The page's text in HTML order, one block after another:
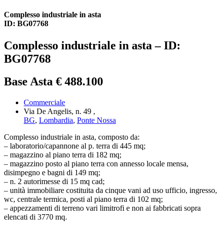
Complesso industriale in asta
ID: BG07768
Complesso industriale in asta – ID:
BG07768
Base Asta € 488.100
Commerciale
Via De Angelis, n. 49 ,
BG, Lombardia, Ponte Nossa
Complesso industriale in asta, composto da:
– laboratorio/capannone al p. terra di 445 mq;
– magazzino al piano terra di 182 mq;
– magazzino posto al piano terra con annesso locale mensa,
disimpegno e bagni di 149 mq;
– n. 2 autorimesse di 15 mq cad;
– unità immobiliare costituita da cinque vani ad uso ufficio, ingresso,
wc, centrale termica, posti al piano terra di 102 mq;
– appezzamenti di terreno vari limitrofi e non ai fabbricati sopra
elencati di 3770 mq.